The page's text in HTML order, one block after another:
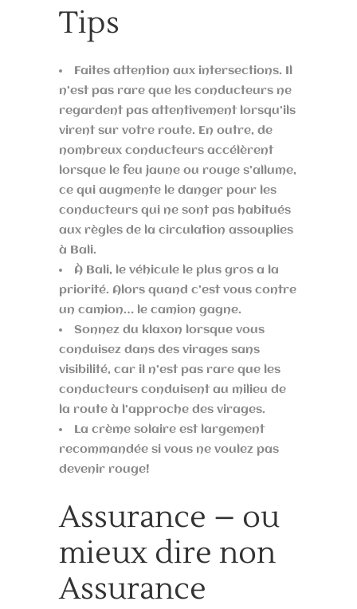
Tips
Faites attention aux intersections. Il
n’est pas rare que les conducteurs ne
regardent pas attentivement lorsqu’ils
virent sur votre route. En outre, de
nombreux conducteurs accélèrent
lorsque le feu jaune ou rouge s’allume,
ce qui augmente le danger pour les
conducteurs qui ne sont pas habitués
aux règles de la circulation assouplies
à Bali.
À Bali, le véhicule le plus gros a la
priorité. Alors quand c’est vous contre
un camion… le camion gagne.
Sonnez du klaxon lorsque vous
conduisez dans des virages sans
visibilité, car il n’est pas rare que les
conducteurs conduisent au milieu de
la route à l’approche des virages.
La crème solaire est largement
recommandée si vous ne voulez pas
devenir rouge!
Assurance – ou
mieux dire non
Assurance